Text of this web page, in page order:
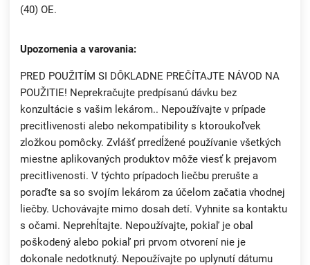
(40) OE.
Upozornenia a varovania:
PRED POUŽITÍM SI DÔKLADNE PREČÍTAJTE NÁVOD NA
POUŽITIE! Neprekračujte predpísanú dávku bez
konzultácie s vašim lekárom.. Nepoužívajte v prípade
precitlivenosti alebo nekompatibility s ktoroukoľvek
zložkou pomôcky. Zvlášť prredĺžené používanie všetkých
miestne aplikovaných produktov môže viesť k prejavom
precitlivenosti. V týchto prípadoch liečbu prerušte a
poraďte sa so svojím lekárom za účelom začatia vhodnej
liečby. Uchovávajte mimo dosah detí. Vyhnite sa kontaktu
s očami. Neprehĺtajte. Nepoužívajte, pokiaľ je obal
poškodený alebo pokiaľ pri prvom otvorení nie je
dokonale nedotknutý. Nepoužívajte po uplynutí dátumu